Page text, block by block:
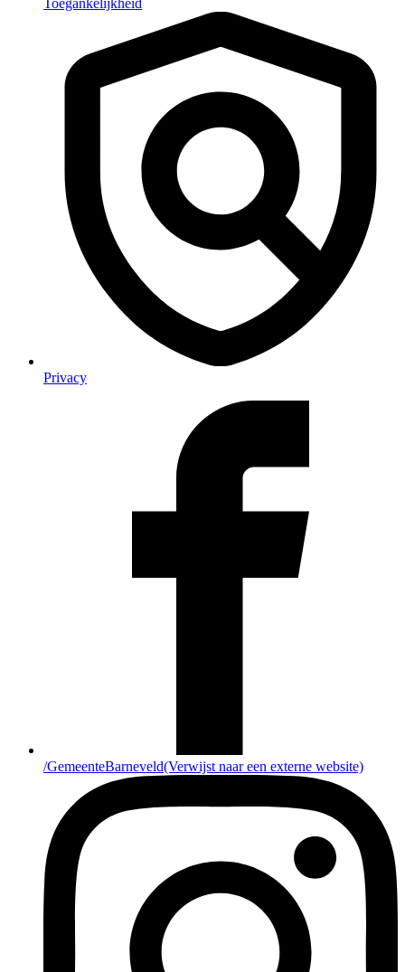
Privacy
/GemeenteBarneveld(Verwijst naar een externe website)